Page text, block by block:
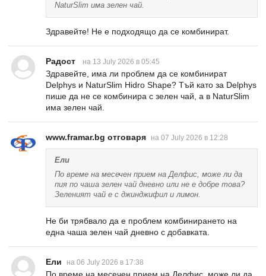
NaturSlim има зелен чай.
Здравейте! Не е подходящо да се комбинират.
Радост на 13 July 2026 в 05:45
Здравейте, има ли проблем да се комбинират
Delphys и NaturSlim Hidro Shape? Тъй като за Delphys
пише да не се комбинира с зелен чай, а в NaturSlim
има зелен чай.
www.framar.bg отговаря на 07 July 2026 в 12:28
Ели
По време на месечен прием на Делфис, може ли да
пия по чаша зелен чай дневно или не е добре това?
Зеленият чай е с джинджифил и лимон.
Не би трябвало да е проблем комбинирането на
една чаша зелен чай дневно с добавката.
Ели на 06 July 2026 в 17:38